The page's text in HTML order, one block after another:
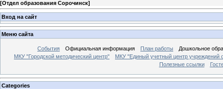
[Отдел образования Сорочинск]
Вход на сайт
Меню сайта
События Официальная информация План работы
Дошкольное
МКУ "Городской методический центр"
МКУ "Единый учетный центр учреждений
Полезные ссылки
Categories